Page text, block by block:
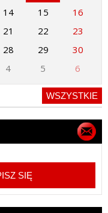
14 15
16
21 22
23
28 29
30
4 5 6
WSZYSTKIE
SIĘ